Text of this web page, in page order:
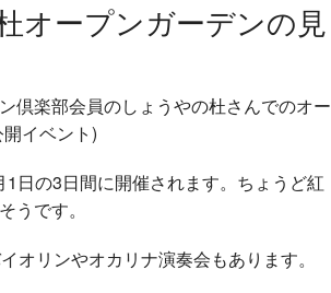
オープンガーデンの見
倶楽部会員のしょうやの杜さんでのオー
イベント)
日の3日間に開催されます。ちょうど紅
うです。
オリンやオカリナ演奏会もあります。